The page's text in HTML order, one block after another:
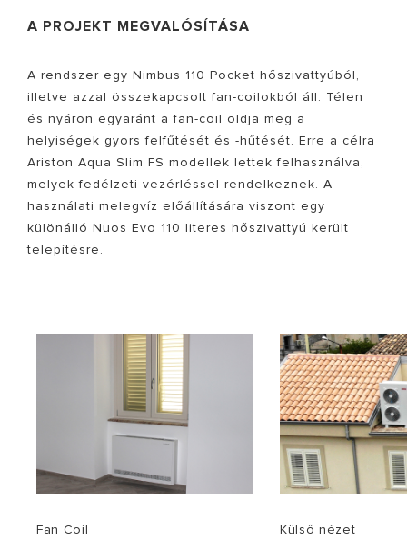
A PROJEKT MEGVALÓSÍTÁSA
A rendszer egy Nimbus 110 Pocket hőszivattyúból,
illetve azzal összekapcsolt fan-coilokból áll. Télen
és nyáron egyaránt a fan-coil oldja meg a
helyiségek gyors felfűtését és -hűtését. Erre a célra
Ariston Aqua Slim FS modellek lettek felhasználva,
melyek fedélzeti vezérléssel rendelkeznek. A
használati melegvíz előállítására viszont egy
különálló Nuos Evo 110 literes hőszivattyú került
telepítésre.
Fan Coil Külső nézet